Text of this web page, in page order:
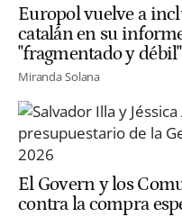
Europol vuelve a
catalán en su
"fragmentado y débil"
Miranda Solana
El Govern y los
contra la compra